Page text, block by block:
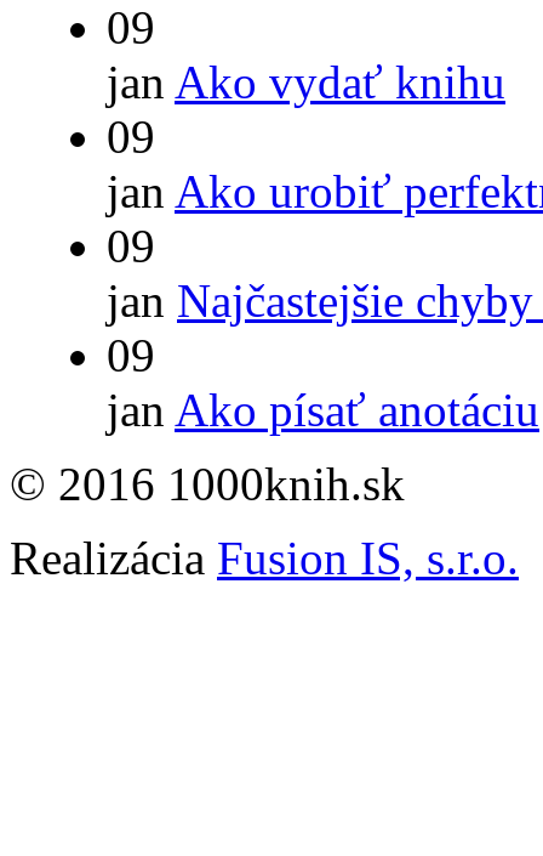
09
jan Ako vydať knihu
09
jan Ako urobiť
09
jan Najčastejšie
09
jan Ako písať anotáciu
© 2016 1000knih.sk
Realizácia Fusion IS, s.r.o.